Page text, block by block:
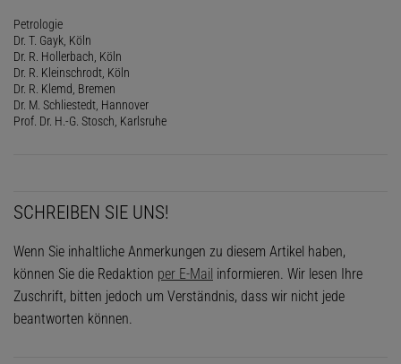
Petrologie
Dr. T. Gayk, Köln
Dr. R. Hollerbach, Köln
Dr. R. Kleinschrodt, Köln
Dr. R. Klemd, Bremen
Dr. M. Schliestedt, Hannover
Prof. Dr. H.-G. Stosch, Karlsruhe
SCHREIBEN SIE UNS!
Wenn Sie inhaltliche Anmerkungen zu diesem Artikel haben,
können Sie die Redaktion per E-Mail informieren. Wir lesen Ihre
Zuschrift, bitten jedoch um Verständnis, dass wir nicht jede
beantworten können.